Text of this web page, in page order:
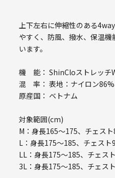
上下左右に伸縮性のある
やすく、防風、撥水、保温
います。
機 能： ShinCloストレッチ
混 率： 表地：ナイロン86%
原産国： ベトナム
対象範囲(cm)
M：身長165～175、チェス
L：身長175～185、チェスト
LL：身長175～185、チェス
3L：身長175～185、チェス